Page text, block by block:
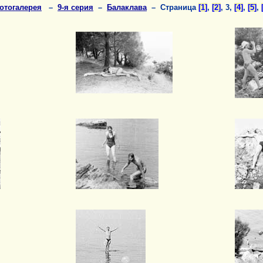
– 9-я серия – Балаклава– Страница [1], [2], 3, [4], [5],